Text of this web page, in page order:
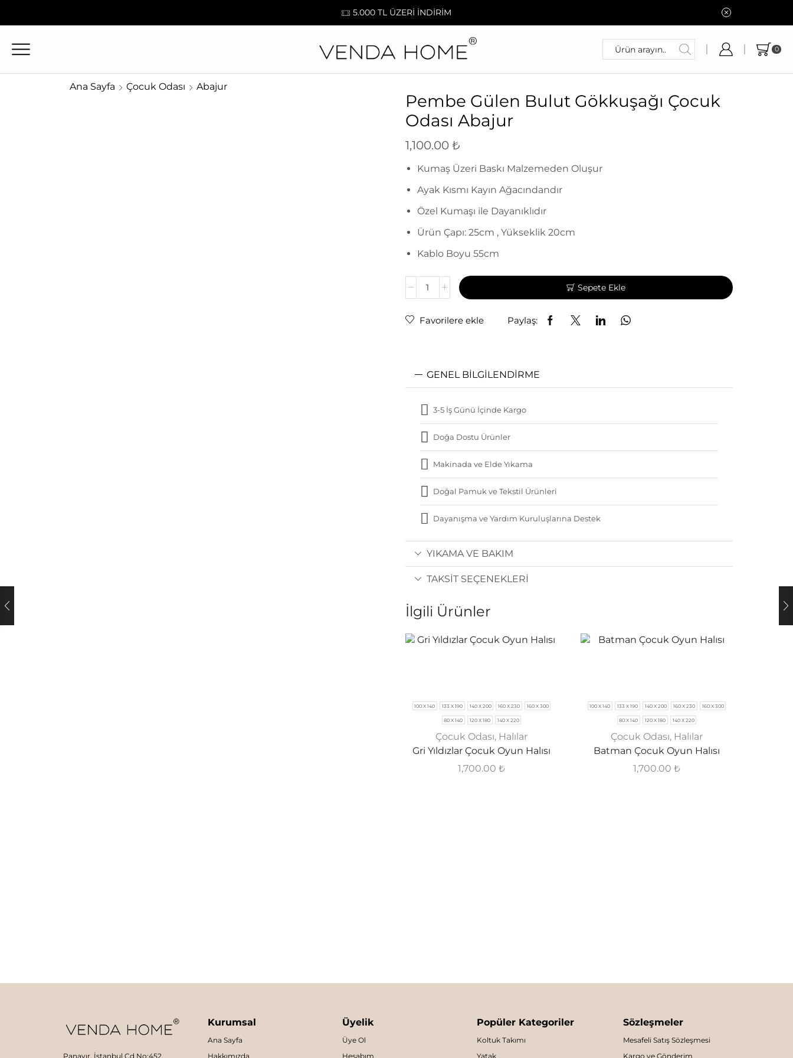
5.000 TL ÜZERİ İNDİRİM
0
Ana Sayfa Çocuk Odası Abajur
Pembe Gülen Bulut Gökkuşağı Çocuk
Odası Abajur
1,100.00 ₺
Kumaş Üzeri Baskı Malzemeden Oluşur
Ayak Kısmı Kayın Ağacındandır
Özel Kumaşı ile Dayanıklıdır
Ürün Çapı: 25cm , Yükseklik 20cm
Kablo Boyu 55cm
Sepete Ekle
Favorilere ekle Paylaş:
GENEL BILGILENDIRME
3-5 İş Günü İçinde Kargo
Doğa Dostu Ürünler
Makinada ve Elde Yıkama
Doğal Pamuk ve Tekstil Ürünleri
Dayanışma ve Yardım Kuruluşlarına Destek
YIKAMA VE BAKIM
TAKSIT SEÇENEKLERI
İlgili Ürünler
100 X 140 133 X 190 140 X 200 160 X 230 160 X 300
80 X 140 120 X 180 140 X 220
Çocuk Odası, Halılar
Gri Yıldızlar Çocuk Oyun Halısı
1,700.00 ₺
100 X 140 133 X 190 140 X 200 160 X 230 160 X 300
80 X 140 120 X 180 140 X 220
Çocuk Odası, Halılar
Batman Çocuk Oyun Halısı
1,700.00 ₺
Panayır, İstanbul Cd No:452,
Kurumsal
Ana Sayfa
Hakkımızda
Üyelik
Üye Ol
Hesabım
Popüler Kategoriler
Koltuk Takımı
Yatak
Sözleşmeler
Mesafeli Satış Sözleşmesi
Kargo ve Gönderim